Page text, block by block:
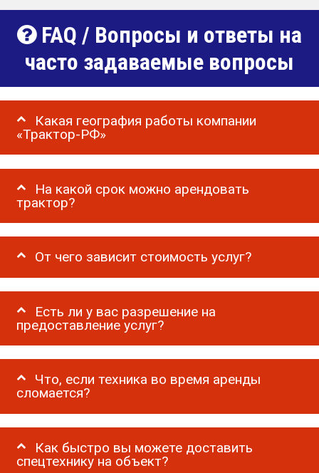
FAQ / Вопросы и ответы на
часто задаваемые вопросы
Какая география работы компании
«Трактор-РФ»
На какой срок можно арендовать
трактор?
От чего зависит стоимость услуг?
Есть ли у вас разрешение на
предоставление услуг?
Что, если техника во время аренды
сломается?
Как быстро вы можете доставить
спецтехнику на объект?